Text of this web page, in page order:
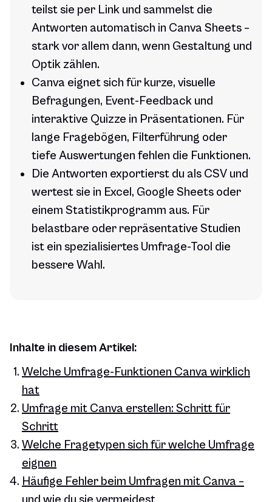
teilst sie per Link und sammelst die
Antworten automatisch in Canva Sheets –
stark vor allem dann, wenn Gestaltung und
Optik zählen.
Canva eignet sich für kurze, visuelle
Befragungen, Event-Feedback und
interaktive Quizze in Präsentationen. Für
lange Fragebögen, Filterführung oder
tiefe Auswertungen fehlen die Funktionen.
Die Antworten exportierst du als CSV und
wertest sie in Excel, Google Sheets oder
einem Statistikprogramm aus. Für
belastbare oder repräsentative Studien
ist ein spezialisiertes Umfrage-Tool die
bessere Wahl.
Inhalte in diesem Artikel:
Welche Umfrage-Funktionen Canva wirklich
hat
Umfrage mit Canva erstellen: Schritt für
Schritt
Welche Fragetypen sich für welche Umfrage
eignen
Häufige Fehler beim Umfragen mit Canva –